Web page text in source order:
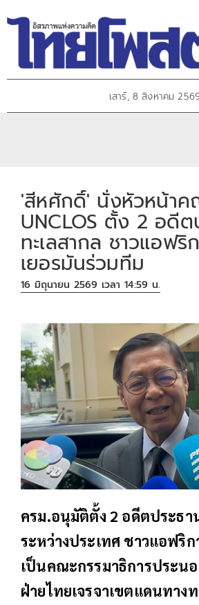
เสาร์, 8 สิงหาคม
'สีหศักดิ์' นั่งหัวหน้าค
UNCLOS ตั้ง 2 อดีต
ทะเลสากล ชาวแอฟริ
เยอรมันร่วมทีม
16 มิถุนายน 2569 เวลา 14:59 น.
ครม.อนุมัติตั้ง 2 อดีตประธา
ระหว่างประเทศ ชาวแอฟริก
เป็นคณะกรรมาธิการประน
ฝ่ายไทยเจรจาเขตแดนทาง